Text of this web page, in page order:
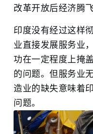
改革开放后经济腾
印度没有经过这样
业直接发展服务业
功在一定程度上掩
的问题。但服务业
造业的缺失意味着
问题。